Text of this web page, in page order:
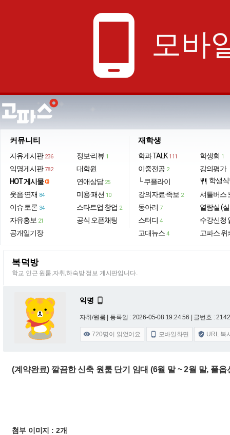
phone_android 모바
커뮤니티
자유게시판 236
익명게시판 782
HOT 게시물
웃음·연재 84
이슈·토론 34
자유홍보 21
공개일기장
정보·리뷰 1
대학원
연애상담 25
미용·패션 10
스타트업·창업 2
공식 오픈채팅
재학생
학과 TALK 111
이중전공 2
└ 쿠플라이
강의자료·족보 2
동아리 7
스터디 4
고대뉴스 4
학생회 1
강의평가
restaurant 학생
셔틀버스
열람실 (
수강신청
고파스 위
복덕방
학교 인근 원룸,자취,하숙방 정보 게시판입니다.
익명 
자취/원룸 | 등록일 : 2026-05-08 19:24:56 | 글번호 :
 720명이 읽었어요  모바일화면  URL 복
(계약완료) 깔끔한 신축 원룸 단기 임대 (6월 말 ~ 2월 말, 풀
첨부 이미지 : 2개